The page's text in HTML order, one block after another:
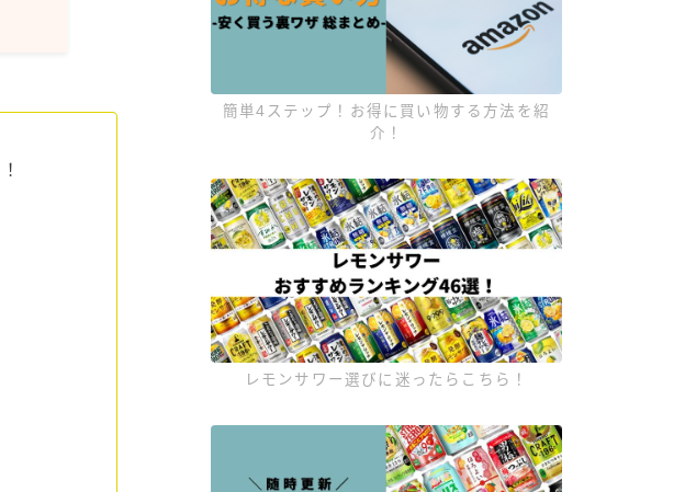
！
簡単4ステップ！お得に買い物する方法を紹
介！
レモンサワー選びに迷ったらこちら！